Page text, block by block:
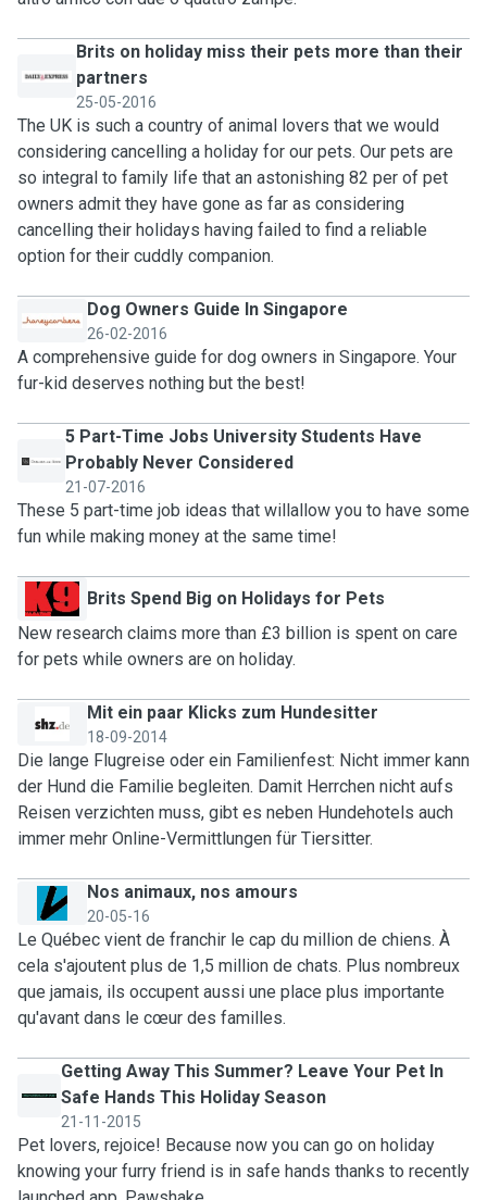
Brits on holiday miss their pets more than their
partners
25-05-2016
The UK is such a country of animal lovers that we would
considering cancelling a holiday for our pets. Our pets are
so integral to family life that an astonishing 82 per of pet
owners admit they have gone as far as considering
cancelling their holidays having failed to find a reliable
option for their cuddly companion.
Dog Owners Guide In Singapore
26-02-2016
A comprehensive guide for dog owners in Singapore. Your
fur-kid deserves nothing but the best!
5 Part-Time Jobs University Students Have
Probably Never Considered
21-07-2016
These 5 part-time job ideas that willallow you to have some
fun while making money at the same time!
Brits Spend Big on Holidays for Pets
New research claims more than £3 billion is spent on care
for pets while owners are on holiday.
Mit ein paar Klicks zum Hundesitter
18-09-2014
Die lange Flugreise oder ein Familienfest: Nicht immer kann
der Hund die Familie begleiten. Damit Herrchen nicht aufs
Reisen verzichten muss, gibt es neben Hundehotels auch
immer mehr Online-Vermittlungen für Tiersitter.
Nos animaux, nos amours
20-05-16
Le Québec vient de franchir le cap du million de chiens. À
cela s'ajoutent plus de 1,5 million de chats. Plus nombreux
que jamais, ils occupent aussi une place plus importante
qu'avant dans le cœur des familles.
Getting Away This Summer? Leave Your Pet In
Safe Hands This Holiday Season
21-11-2015
Pet lovers, rejoice! Because now you can go on holiday
knowing your furry friend is in safe hands thanks to recently